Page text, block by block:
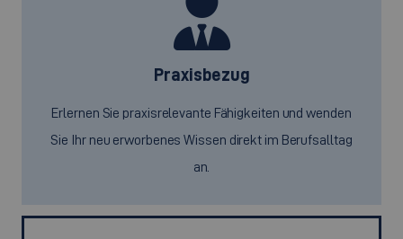
Praxisbezug
Erlernen Sie praxisrelevante Fähigkeiten und wenden
Sie Ihr neu erworbenes Wissen direkt im Berufsalltag
an.